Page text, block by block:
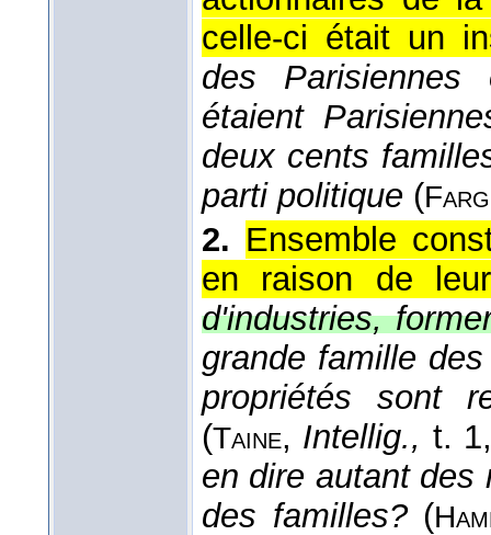
celle-ci était un
des
étaient
deux cents
parti politique (
2. Ensemble
en raison de
d'industries,
grande famille
propriétés sont
(Taine, Intellig., t. 1
en dire autant des
des familles?(